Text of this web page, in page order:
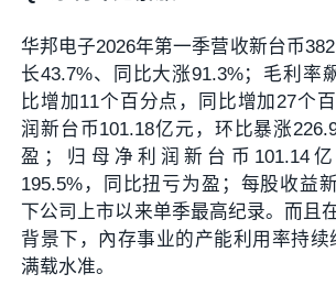
华邦电子2026年第一季营收新台币
长43.7%、同比大涨91.3%；毛利率
比增加11个百分点，同比增加27个
润新台币101.18亿元，环比暴涨
盈；归母净利润新台币101.14
195.5%，同比扭亏为盈；每股收益
下公司上市以来单季最高纪录。而且
背景下，內存事业的产能利用率持续
满载水准。